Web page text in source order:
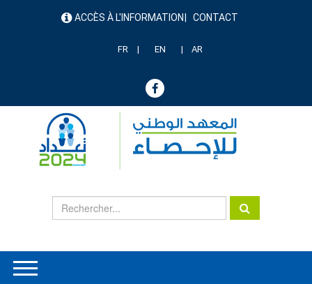
menu ACCÈS À L'INFORMATION CONTACT
FR EN AR